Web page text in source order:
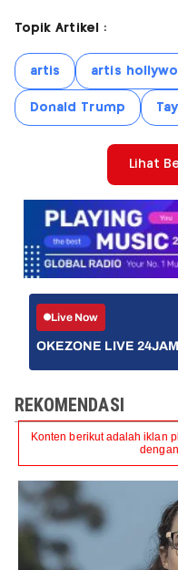
Topik Artikel :
artis artis
Donald Trump
Lihat
Live Now
OKEZONE LIVE 24JAM